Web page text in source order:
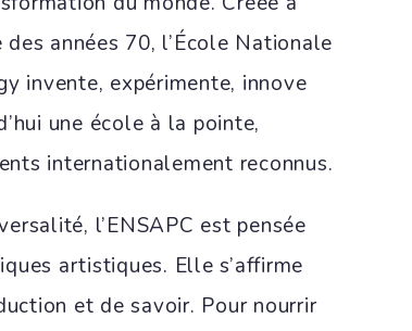
années 70, l’École Nationale
invente, expérimente, innove
une école à la pointe,
internationalement reconnus.
l’ENSAPC est pensée
artistiques. Elle s’affirme
et de savoir. Pour nourrir